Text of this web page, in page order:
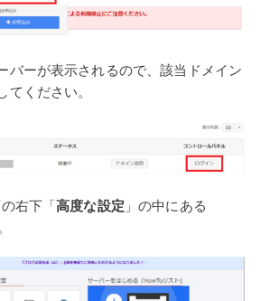
バーが表示されるので、該当ドメイン
てください。
右下「高度な設定 」の中にある